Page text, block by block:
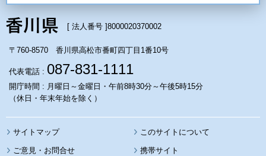
[ 法人番号 ]8000020370002
〒760-8570 香川県高松市番町四丁目1番10号
代表電話 : 087-831-1111
開庁時間 : 月曜日～金曜日・午前8時30分～午後5時15分
（休日・年末年始を除く）
サイトマップ このサイトについて
携帯サイト